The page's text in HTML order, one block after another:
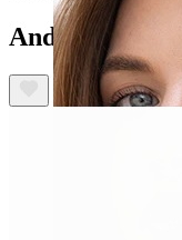
Andre har